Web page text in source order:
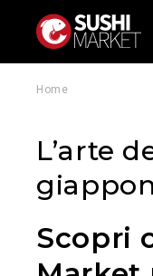
Home
L’arte
Scopri